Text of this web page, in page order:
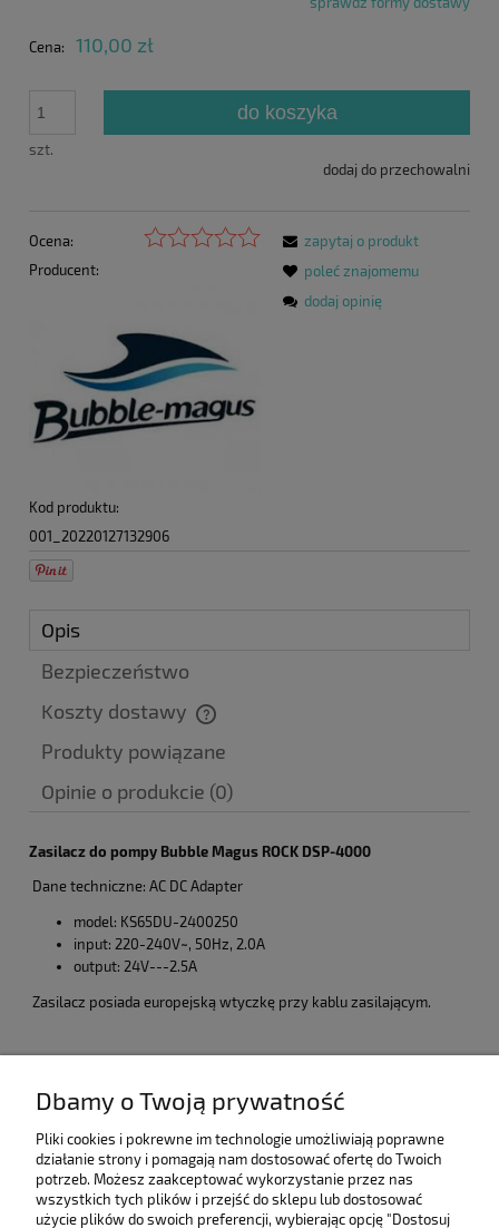
Cena nie zawiera ewentualnych kosztów płatności
Cena: 110,00 zł
szt.
do koszyka
dodaj do przechowalni
Ocena:
Producent:
Kod produktu:
001_20220127132906
zapytaj o produkt
poleć znajomemu
dodaj opinię
Opis
Bezpieczeństwo
Koszty dostawy
Cena nie zawiera ewentualnych kosztów płatności
Produkty powiązane
Opinie o produkcie (0)
Zasilacz do pompy Bubble Magus ROCK DSP-4000
Dane techniczne: AC DC Adapter
model: KS65DU-2400250
input: 220-240V~, 50Hz, 2.0A
output: 24V---2.5A
Zasilacz posiada europejską wtyczkę przy kablu zasilającym.
Moje konto
Informacje
Dbamy o Twoją prywatność
Pliki cookies i pokrewne im technologie umożliwiają poprawne
działanie strony i pomagają nam dostosować ofertę do Twoich
potrzeb. Możesz zaakceptować wykorzystanie przez nas
wszystkich tych plików i przejść do sklepu lub dostosować
użycie plików do swoich preferencji, wybierając opcję "Dostosuj